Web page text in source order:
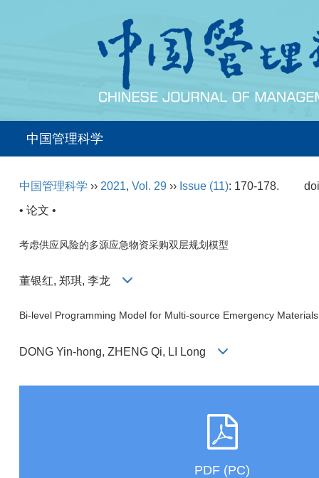
中国管理科学
中国管理科学 ›› 2021, Vol. 29 ›› Issue (11): 170-178.
• 论文 •
考虑供应风险的多源应急物资采购双层规划模型
董银红, 郑琪, 李龙
Bi-level Programming Model for Multi-source Emergency
DONG Yin-hong, ZHENG Qi, LI Long
PDF (PC)